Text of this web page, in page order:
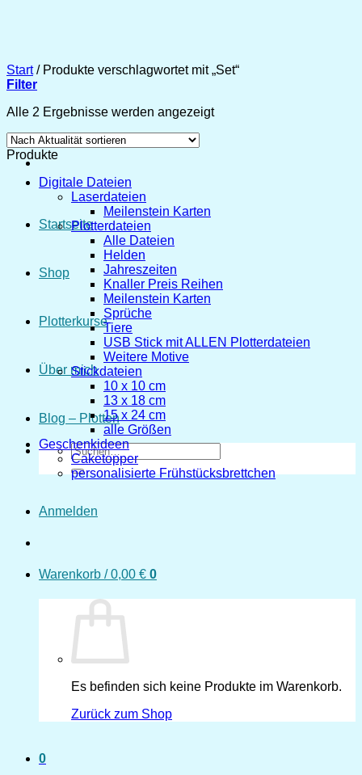
Startseite
Shop
Plotterkurse
Über mich
Blog – Plotten
Suchen
nach:
Anmelden
Warenkorb /0,00 € 0
Es befinden sich keine Produkte im Warenkorb.
Zurück zum Shop
0
Start /Produkte verschlagwortet mit „Set“
Filter
Alle 2 Ergebnisse werden angezeigtNach
Produkte
Digitale Dateien
Laserdateien
Meilenstein Karten
Plotterdateien
Alle Dateien
Helden
Jahreszeiten
Knaller Preis Reihen
Meilenstein Karten
Sprüche
Tiere
USB Stick mit ALLEN Plotterdateien
Weitere Motive
Stickdateien
10 x 10 cm
13 x 18 cm
15 x 24 cm
alle Größen
Geschenkideen
Caketopper
personalisierte Frühstücksbrettchen